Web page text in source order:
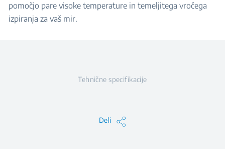
pomočjo pare visoke temperature in temeljitega vročega
izpiranja za vaš mir.
Tehnične specifikacije
Deli